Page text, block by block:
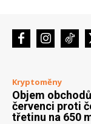
Kryptoměny
Objem
červenci proti
třetinu na 650